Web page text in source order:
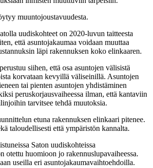
muuntojoustavuudesta.
uudiskohteet on 2020-luvun taitteesta
että asuntojakaumaa voidaan muuttaa
läpi rakennuksen koko elinkaaren.
siihen, että osa asuntojen välisistä
korvataan kevyillä väliseinillä. Asuntojen
tai pienten asuntojen yhdistäminen
peruskorjausvaiheessa ilman, että kantaviin
tarvitsee tehdä muutoksia.
etuna rakennuksen elinkaari pitenee.
taloudellisesti että ympäristön kannalta.
Saton uudiskohteissa
otettu huomioon jo rakennuslupavaiheessa.
useilla eri asuntojakaumavaihtoehdoilla.